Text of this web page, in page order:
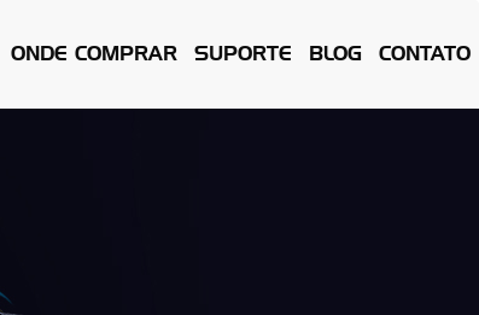
ONDE COMPRAR SUPORTE BLOG CONTATO